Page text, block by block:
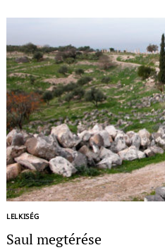
LELKISÉG
Saul megtérése